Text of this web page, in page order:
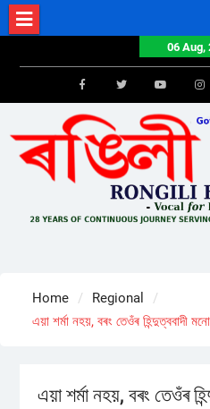
Skip
to
06 Aug,
FacebookTwitterYoutube
Home
Regional
এয়া শৰ্মা নহয়, বৰং তেওঁৰ হিন্দুত্ববাদী
এয়া শৰ্মা নহয়, বৰং তেওঁৰ